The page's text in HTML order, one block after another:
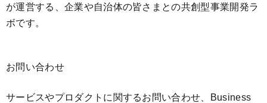
が運営する、企業や自治体の皆さまとの共創型事業開発ラ
ボです。
お問い合わせ
サービスやプロダクトに関するお問い合わせ、Business